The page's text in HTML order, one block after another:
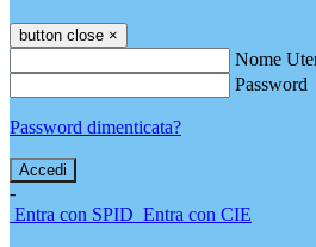
button close ×
Nome
Password
Password dimenticata?
-
Entra con SPID Entra con CIE